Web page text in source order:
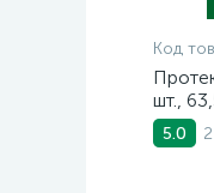
Код
шт.,
Game
5.0